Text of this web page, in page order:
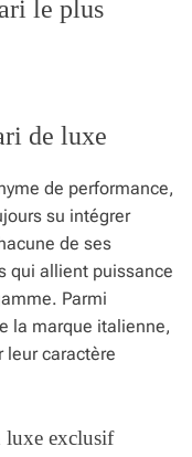
le plus
de luxe
de performance,
su intégrer
de ses
qui allient puissance
Parmi
la marque italienne,
leur caractère
luxe exclusif